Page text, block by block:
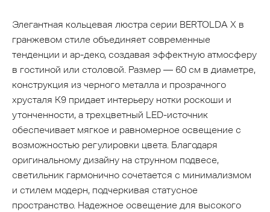
Элегантная кольцевая люстра серии BERTOLDA X в
гранжевом стиле объединяет современные
тенденции и ар-деко, создавая эффектную атмосферу
в гостиной или столовой. Размер — 60 см в диаметре,
конструкция из черного металла и прозрачного
хрусталя К9 придает интерьеру нотки роскоши и
утонченности, а трехцветный LED-источник
обеспечивает мягкое и равномерное освещение с
возможностью регулировки цвета. Благодаря
оригинальному дизайну на струнном подвесе,
светильник гармонично сочетается с минимализмом
и стилем модерн, подчеркивая статусное
пространство. Надежное освещение для высокого